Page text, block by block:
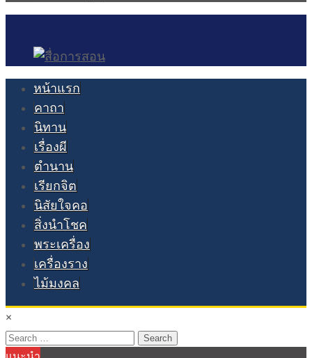
หน้าแรก
คาถา
นิทาน
เรื่องผี
ตำนาน
เรียกจิต
นิสัยใจคอ
สิ่งนำโชค
พระเครื่อง
เครื่องราง
ไม้มงคล
×
Search